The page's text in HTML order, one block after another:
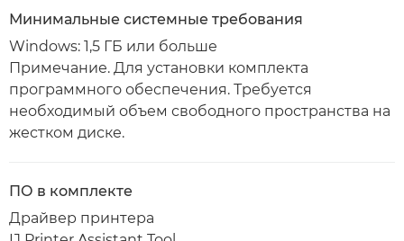
Минимальные системные требования
Windows: 1,5 ГБ или больше
Примечание. Для установки комплекта
программного обеспечения. Требуется
необходимый объем свободного пространства на
жестком диске.
ПО в комплекте
Драйвер принтера